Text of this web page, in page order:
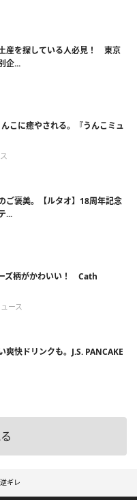
土産を探している人必見！ 東京
企...
こに癒やされる。『うんこミュ
ご褒美。【ルタオ】18周年記念
...
ズ柄がかわいい！ Cath
ース
爽快ドリンクも。J.S. PANCAKE
ギレ